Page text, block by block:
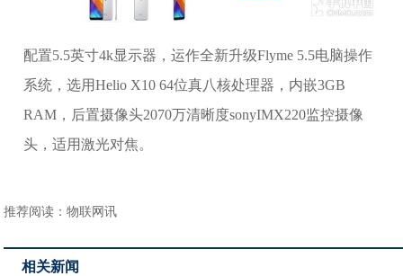
配置5.5英寸4k显示器，运作全新升级Flyme 5.5电脑操作
系统，选用Helio X10 64位真八核处理器，内嵌3GB
RAM，后置摄像头2070万清晰度sonyIMX220监控摄像
头，适用激光对焦。
推荐阅读：物联网讯
相关新闻